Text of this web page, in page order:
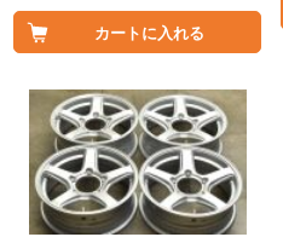
カートに入れる